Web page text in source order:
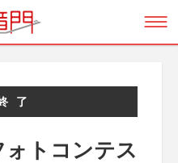
了
トコンテス